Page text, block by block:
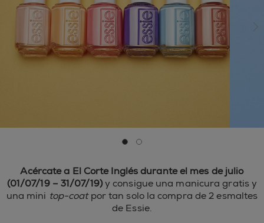
Ir a la diapositiva 0
Ir a la diapositiva 1
Acércate a El Corte Inglés durante el mes de julio
(01/07/19 – 31/07/19)y consigue una manicura gratis y
una mini top-coatpor tan solo la compra de 2 esmaltes
de Essie.